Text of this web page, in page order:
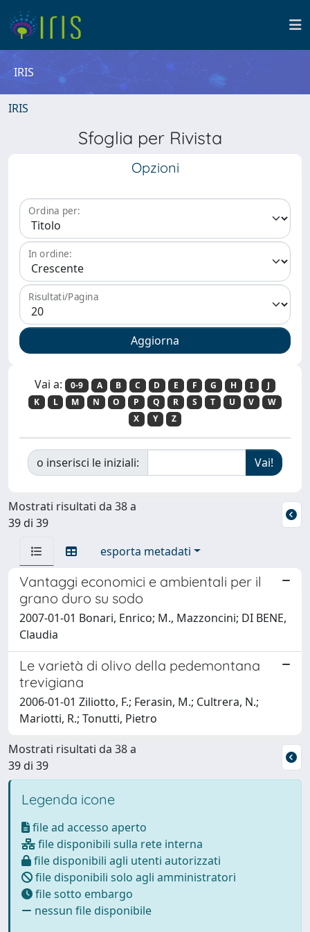
IRIS
IRIS
Sfoglia per Rivista
Opzioni
Ordina per:
In ordine:
Risultati/Pagina
Vai a: 0-9 A B C D E F G H I
J
K
L M N O P Q R S T U V
W
X
Y Z
o inserisci le iniziali:
Mostrati risultati da 38 a
39 di 39
esporta metadati
Vantaggi economici e ambientali per il
grano duro su sodo
2007-01-01 Bonari, Enrico; M., Mazzoncini; DI BENE,
Claudia
Le varietà di olivo della pedemontana
trevigiana
2006-01-01 Ziliotto, F.; Ferasin, M.; Cultrera, N.;
Mariotti, R.; Tonutti, Pietro
Mostrati risultati da 38 a
39 di 39
Legenda icone
file ad accesso aperto
file disponibili sulla rete interna
file disponibili agli utenti autorizzati
file disponibili solo agli amministratori
file sotto embargo
nessun file disponibile